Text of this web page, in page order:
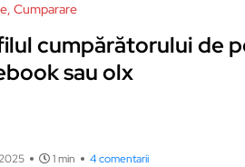
Cumparare
cumpărătorului de
sau olx
1 min 4 comentarii